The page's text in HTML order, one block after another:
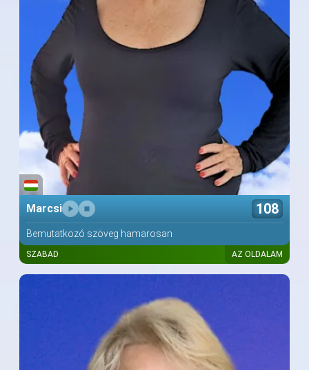
Marcsi 108
Bemutatkozó szöveg hamarosan
SZABAD AZ OLDALAM